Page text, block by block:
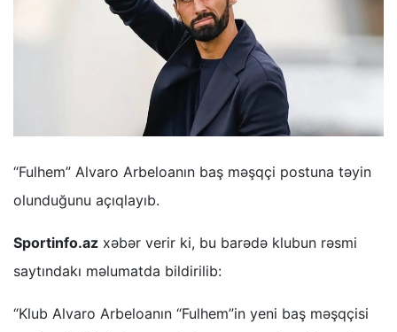
“Fulhem” Alvaro Arbeloanın baş məşqçi postuna təyin
olunduğunu açıqlayıb.
Sportinfo.az xəbər verir ki, bu barədə klubun rəsmi
saytındakı məlumatda bildirilib:
“Klub Alvaro Arbeloanın “Fulhem”in yeni baş məşqçisi